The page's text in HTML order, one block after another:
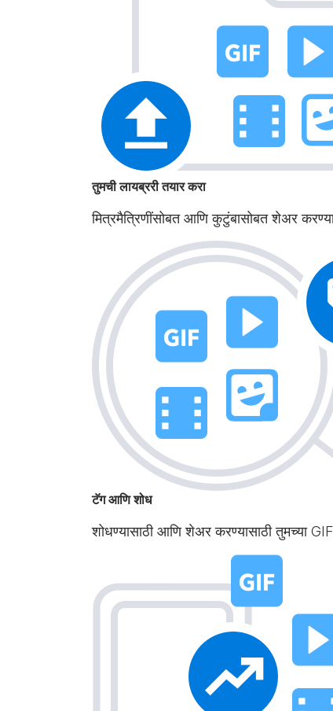
तुमची लायब्ररी तयार करा
मित्रमैत्रिणींसोबत आणि कुटुंबासोबत शेअर
टॅग आणि शोध
शोधण्यासाठी आणि शेअर करण्यासाठी तुमच्या